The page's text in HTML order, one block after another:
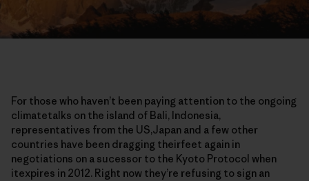
For those who haven’t been paying attention to the ongoing
climatetalks on the island of Bali, Indonesia,
representatives from the US,Japan and a few other
countries have been dragging theirfeet again in
negotiations on a sucessor to the Kyoto Protocol when
itexpires in 2012. Right now they’re refusing to sign an